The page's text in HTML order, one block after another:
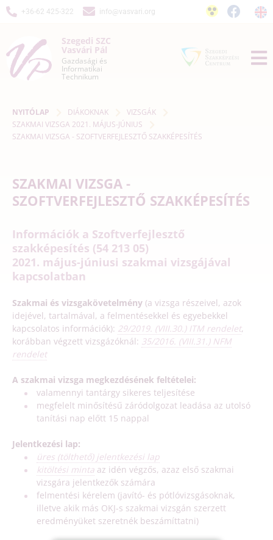
+36-62 425-322 info@vasvari.org
Szegedi SZC
Vasvári Pál
Gazdasági és
Informatikai
Technikum
NYITÓLAP DIÁKOKNAK
VIZSGÁK
SZAKMAI VIZSGA 2021. MÁJUS-JÚNIUS
SZAKMAI VIZSGA - SZOFTVERFEJLESZTŐ SZAKKÉPESÍTÉS
SZAKMAI VIZSGA -
SZOFTVERFEJLESZTŐ SZAKKÉPESÍTÉS
Információk a Szoftverfejlesztő
szakképesítés (54 213 05)
2021. május-júniusi szakmai vizsgájával
kapcsolatban
Szakmai és vizsgakövetelmény (a vizsga részeivel, azok
idejével, tartalmával, a felmentésekkel és egyebekkel
kapcsolatos információk): 29/2019. (VIII.30.) ITM rendelet,
korábban végzett vizsgázóknál: 35/2016. (VIII.31.) NFM
rendelet
A szakmai vizsga megkezdésének feltételei:
valamennyi tantárgy sikeres teljesítése
megfelelt minősítésű záródolgozat leadása az utolsó
tanítási nap előtt 15 nappal
Jelentkezési lap:
üres (tölthető) jelentkezési lap
kitöltési minta az idén végzős, azaz első szakmai
vizsgára jelentkezők számára
felmentési kérelem (javító- és pótlóvizsgásoknak,
illetve akik más OKJ-s szakmai vizsgán szerzett
eredményüket szeretnék beszámíttatni)